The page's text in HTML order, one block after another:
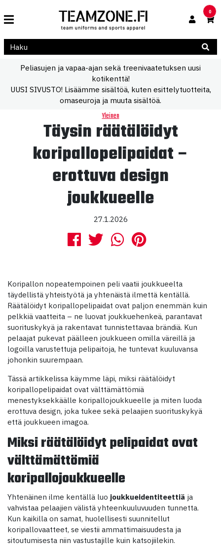
0
Peliasujen ja vapaa-ajan sekä treenivaatetuksen uusi
kotikenttä!
UUSI SIVUSTO! Lisäämme sisältöä, kuten esittelytuotteita,
omaseuroja ja muuta sisältöä.
Yleinen
Täysin räätälöidyt
koripallopelipaidat –
erottuva design
joukkueelle
27.1.2026
Koripallon nopeatempoinen peli vaatii joukkueelta
täydellistä yhteistyötä ja yhtenäistä ilmettä kentällä.
Räätälöidyt koripallopelipaidat ovat paljon enemmän kuin
pelkkiä vaatteita – ne luovat joukkuehenkeä, parantavat
suorituskykyä ja rakentavat tunnistettavaa brändiä. Kun
pelaajat pukevat päälleen joukkueen omilla väreillä ja
logoilla varustettuja pelipaitoja, he tuntevat kuuluvansa
johonkin suurempaan.
Tässä artikkelissa käymme läpi, miksi räätälöidyt
koripallopelipaidat ovat välttämättömiä
menestyksekkäälle koripallojoukkueelle ja miten luoda
erottuva design, joka tukee sekä pelaajien suorituskykyä
että joukkueen imagoa.
Miksi räätälöidyt pelipaidat ovat
välttämättömiä
koripallojoukkueelle
Yhtenäinen ilme kentällä luo joukkueidentiteettiä ja
vahvistaa pelaajien välistä yhteenkuuluvuuden tunnetta.
Kun kaikilla on samat, huolellisesti suunnitellut
koripallovaatteet, se viestii ammattimaisuudesta ja
sitoutumisesta niin vastustajille kuin katsojiilekin.